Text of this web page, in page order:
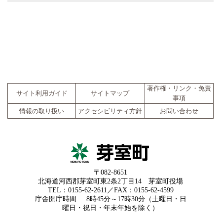
サイト利用ガイド サイトマップ
著作権・リンク・免責
事項
情報の取り扱い
アクセシビリティ方針 お問い合わせ
〒082-8651
北海道河西郡芽室町東2条2丁目14 芽室町役場
TEL：0155-62-2611／FAX：0155-62-4599
庁舎開庁時間
8時45分～17時30分（土曜日・日
曜日・祝日・年末年始を除く）